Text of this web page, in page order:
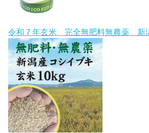
令和７年玄米 完全無肥料無農薬 新